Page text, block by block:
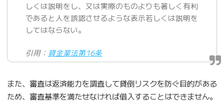
しくは説明をし、又は実際のものよりも著しく有利
であると人を誤認させるような表示若しくは説明を
してはならない。
引用： 貸金業法第16条
また、審査は返済能力を調査して貸倒リスクを防ぐ目的がある
ため、審査基準を満たせなければ借入することはできません。